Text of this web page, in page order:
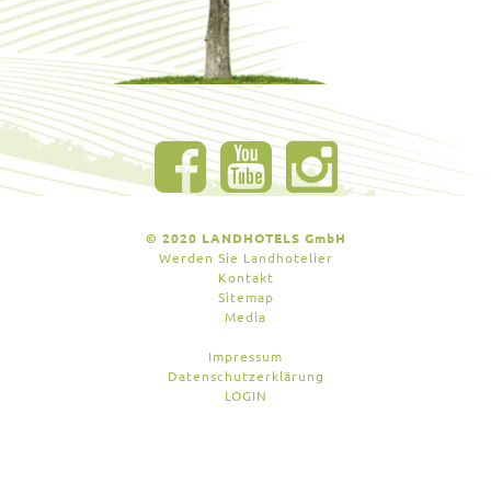
© 2020 LANDHOTELS GmbH
Werden Sie Landhotelier
Kontakt
Sitemap
Media
Impressum
Datenschutzerklärung
LOGIN